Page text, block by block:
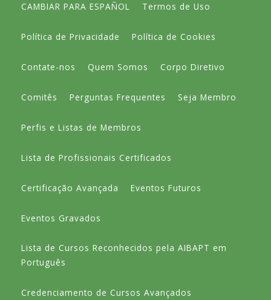
CAMBIAR PARA ESPAÑOL Termos de Uso
Política de Privacidade Política de Cookies
Contate-nos Quem Somos Corpo Diretivo
Comitês Perguntas Frequentes Seja Membro
Perfis e Listas de Membros
Lista de Profissionais Certificados
Certificação Avançada Eventos Futuros
Eventos Gravados
Lista de Cursos Reconhecidos pela AIBAPT em
Português
Credenciamento de Cursos Avançados